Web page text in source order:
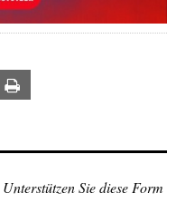
Sie diese Form